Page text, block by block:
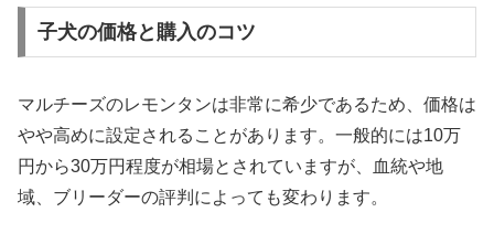
子犬の価格と購入のコツ
マルチーズのレモンタンは非常に希少であるため、価格は
やや高めに設定されることがあります。一般的には10万
円から30万円程度が相場とされていますが、血統や地
域、ブリーダーの評判によっても変わります。